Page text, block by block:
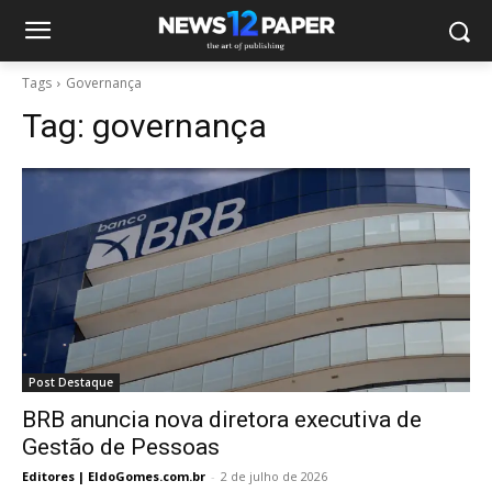
Tags Governança
Tag: governança
Post Destaque
BRB anuncia nova diretora executiva de
Gestão de Pessoas
Editores | EldoGomes.com.br - 2 de julho de 2026